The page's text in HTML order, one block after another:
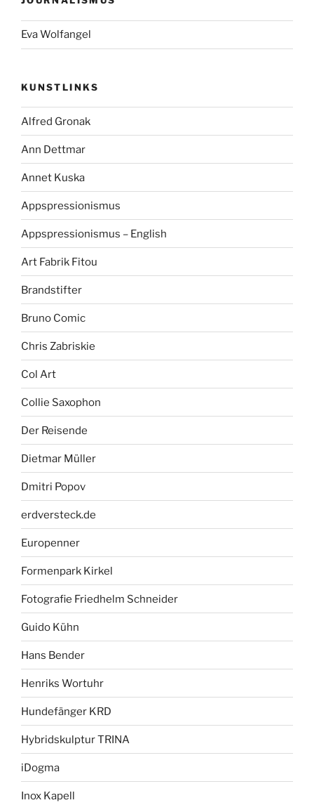
Eva Wolfangel
KUNSTLINKS
Alfred Gronak
Ann Dettmar
Annet Kuska
Appspressionismus
Appspressionismus – English
Art Fabrik Fitou
Brandstifter
Bruno Comic
Chris Zabriskie
Col Art
Collie Saxophon
Der Reisende
Dietmar Müller
Dmitri Popov
erdversteck.de
Europenner
Formenpark Kirkel
Fotografie Friedhelm Schneider
Guido Kühn
Hans Bender
Henriks Wortuhr
Hundefänger KRD
Hybridskulptur TRINA
iDogma
Inox Kapell